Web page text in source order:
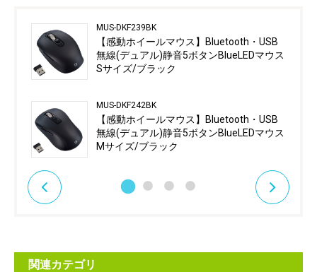
MUS-DKF239BK
【感動ホイールマウス】Bluetooth・USB
無線(デュアル)静音5ボタンBlueLEDマウス
Sサイズ/ブラック
MUS-DKF242BK
【感動ホイールマウス】Bluetooth・USB
無線(デュアル)静音5ボタンBlueLEDマウス
Mサイズ/ブラック
関連カテゴリ